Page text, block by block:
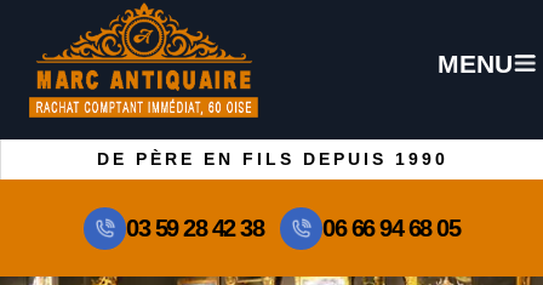
MENU
DE PÈRE EN FILS DEPUIS 1990
03 59 28 42 38 06 66 94 68 05